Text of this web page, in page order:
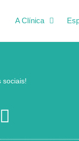
A Clínica
sociais!